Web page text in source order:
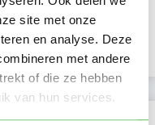
site met onze
en analyse. Deze
met andere
of die ze hebben
van hun services.